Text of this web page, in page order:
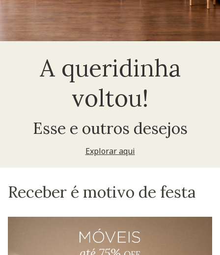
A queridinha
voltou!
Esse e outros desejos
Explorar aqui
Receber é motivo de festa